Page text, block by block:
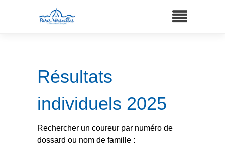
Résultats
individuels 2025
Rechercher un coureur par numéro de
dossard ou nom de famille :